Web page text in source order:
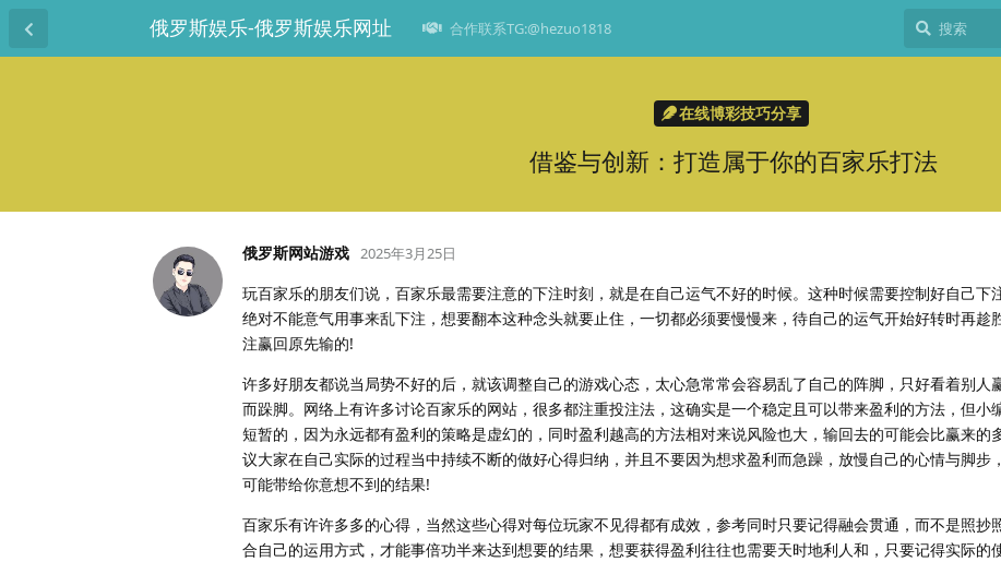
俄罗斯娱乐-俄罗斯娱乐网址 合作联系TG:@hezuo1818
在线博彩技巧分享
借鉴与创新：打造属于你的百家乐打法
俄罗斯网站游戏 2025年3月25日
玩百家乐的朋友们说，百家乐最需要注意的下注时刻，就是在自己运气不好的时候。这种时候需要控制好自己下
绝对不能意气用事来乱下注，想要翻本这种念头就要止住，一切都必须要慢慢来，待自己的运气开始好转时再趁
注赢回原先输的!
许多好朋友都说当局势不好的后，就该调整自己的游戏心态，太心急常常会容易乱了自己的阵脚，只好看着别人
而跺脚。网络上有许多讨论百家乐的网站，很多都注重投注法，这确实是一个稳定且可以带来盈利的方法，但小
短暂的，因为永远都有盈利的策略是虚幻的，同时盈利越高的方法相对来说风险也大，输回去的可能会比赢来的
议大家在自己实际的过程当中持续不断的做好心得归纳，并且不要因为想求盈利而急躁，放慢自己的心情与脚步
可能带给你意想不到的结果!
百家乐有许许多多的心得，当然这些心得对每位玩家不见得都有成效，参考同时只要记得融会贯通，而不是照抄
合自己的运用方式，才能事倍功半来达到想要的结果，想要获得盈利往往也需要天时地利人和，只要记得实际的